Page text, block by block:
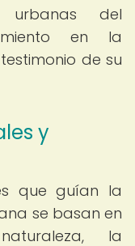
urbanas del
en la
de su
y
que guían la
se basan en
la